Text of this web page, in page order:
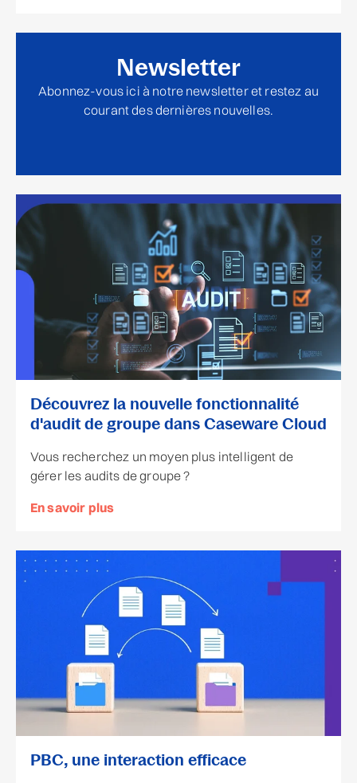
Newsletter
Abonnez-vous ici à notre newsletter et restez au
courant des dernières nouvelles.
Découvrez la nouvelle fonctionnalité
d'audit de groupe dans Caseware Cloud
Vous recherchez un moyen plus intelligent de
gérer les audits de groupe ?
En savoir plus
PBC, une interaction efficace